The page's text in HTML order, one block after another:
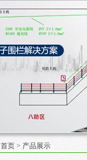
首页 > 产品展示